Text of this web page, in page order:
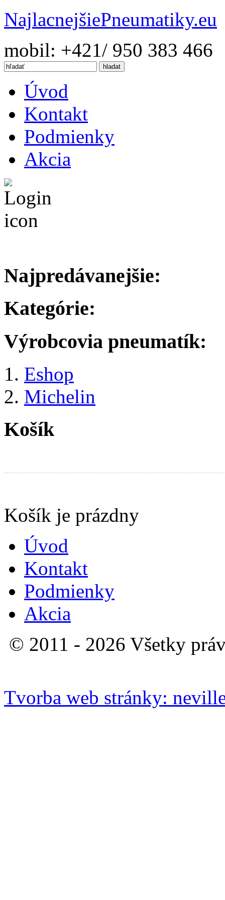
NajlacnejšiePneumatiky.eu
mobil: +421/ 950 383 466
Úvod
Kontakt
Podmienky
Akcia
Najpredávanejšie:
Kategórie:
Výrobcovia pneumatík:
Eshop
Michelin
Košík
Košík je prázdny
Úvod
Kontakt
Podmienky
Akcia
© 2011 - 2026 Všetky
Tvorba web stránky: